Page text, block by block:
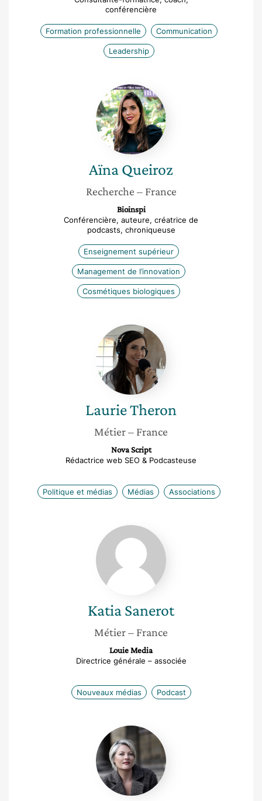
conférencière
Formation professionnelle Communication
Leadership
Aïna
Queiroz
AïnaQueiroz
Recherche – France
Bioinspi
Conférencière, auteure, créatrice de
podcasts, chroniqueuse
Enseignement supérieur
Management de l’innovation
Cosmétiques biologiques
Laurie
Theron
LaurieTheron
Métier– France
Nova Script
Rédactrice web SEO & Podcasteuse
Politique et médias Médias Associations
Katia
Sanerot
KatiaSanerot
Métier– France
Louie Media
Directrice générale – associée
Nouveaux médias Podcast
Sophie
Loubière